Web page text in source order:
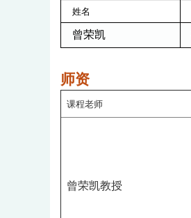
姓名
曾荣凯
师资
课程老师
曾荣凯教授